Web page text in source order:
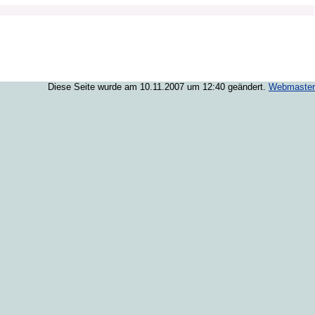
Diese Seite wurde am 10.11.2007 um 12:40 geändert. Webmaster